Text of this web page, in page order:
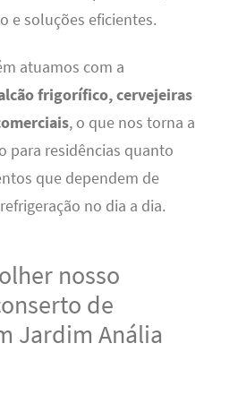
e soluções eficientes.
atuamos com a
frigorífico, cervejeiras
, o que nos torna a
para residências quanto
que dependem de
no dia a dia.
nosso
de
Jardim Anália